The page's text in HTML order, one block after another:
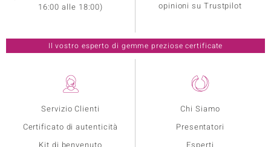
Servizio Clienti
Certificato di autenticità
Chi Siamo
Presentatori
16:00 alle 18:00)
opinioni su Trustpilot
Il vostro esperto di gemme preziose certificate